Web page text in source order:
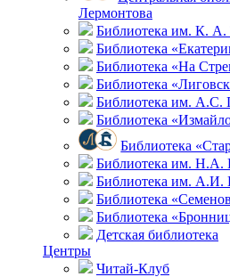
Лермонтова
Библиотека им. К. А.
Библиотека
Библиотека «На
Библиотека
Библиотека им. А.С.
Библиотека
Библиотека
Библиотека им. Н.А.
Библиотека им. А.И.
Библиотека
Библиотека
Детская библиотека
Центры
Читай-Клуб